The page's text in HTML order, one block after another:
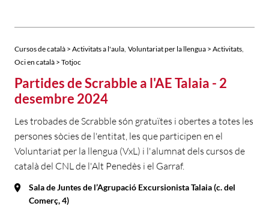
Cursos de català > Activitats a l'aula Voluntariat per la llengua > Activitats
Oci en català > Totjoc
Partides de Scrabble a l'AE Talaia - 2
desembre 2024
Les trobades de Scrabble són gratuïtes i obertes a totes les
persones sòcies de l'entitat, les que participen en el
Voluntariat per la llengua (VxL) i l'alumnat dels cursos de
català del CNL de l'Alt Penedès i el Garraf.
Sala de Juntes de l’Agrupació Excursionista Talaia (c. del
Comerç, 4)